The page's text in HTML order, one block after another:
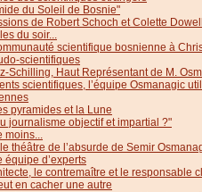
du Soleil de Bosnie"
de Robert Schoch et Colette
du soir...
scientifique bosnienne à
scientifiques
Schilling, Haut Représentant de M.
scientifiques, l’équipe Osmanagic
pyramides et la Lune
journalisme objectif et impartial ?"
théâtre de l’absurde de Semir
équipe d’experts
le contremaître et le responsable
en cacher une autre